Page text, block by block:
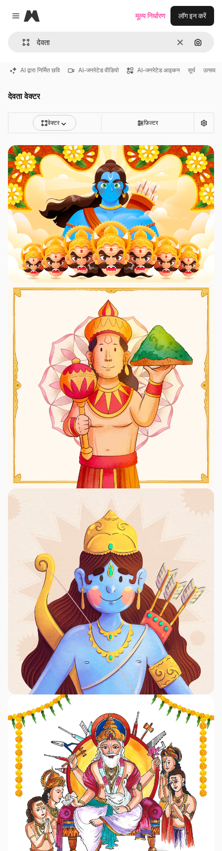
Close menu
Magnific
साफ़ इमेज से
मूल्य निर्धारण लॉग इन करें
AI द्वारा निर्मित छवि AI-जनरेटेड वीडियो AI-जनरेटेड आइकन सूर्य उत्सव
देवता वेक्टर
वेक्टर फ़िल्टर